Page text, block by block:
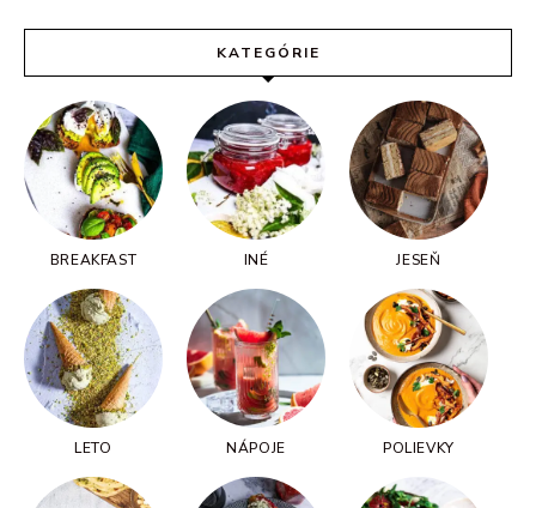
KATEGÓRIE
BREAKFAST INÉ JESEŇ
LETO NÁPOJE POLIEVKY